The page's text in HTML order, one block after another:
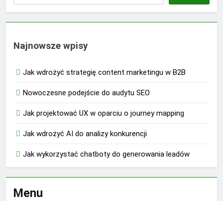
Najnowsze wpisy
Jak wdrożyć strategię content marketingu w B2B
Nowoczesne podejście do audytu SEO
Jak projektować UX w oparciu o journey mapping
Jak wdrożyć AI do analizy konkurencji
Jak wykorzystać chatboty do generowania leadów
Menu